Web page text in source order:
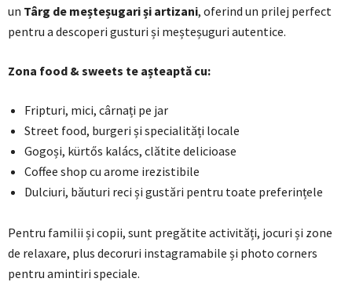
un Târg de meșteșugari și artizani, oferind un prilej perfect
pentru a descoperi gusturi și meșteșuguri autentice.
Zona food & sweets te așteaptă cu:
Fripturi, mici, cârnați pe jar
Street food, burgeri și specialități locale
Gogoși, kürtős kalács, clătite delicioase
Coffee shop cu arome irezistibile
Dulciuri, băuturi reci și gustări pentru toate preferințele
Pentru familii și copii, sunt pregătite activități, jocuri și zone
de relaxare, plus decoruri instagramabile și photo corners
pentru amintiri speciale.